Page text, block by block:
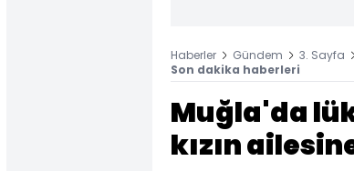
Haberler Gündem 3. Sayfa
Son dakika haberleri
Muğla'da
kızın